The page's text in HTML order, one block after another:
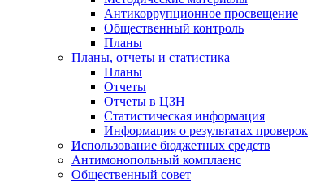
Антикоррупционное просвещение
Общественный контроль
Планы
Планы, отчеты и статистика
Планы
Отчеты
Отчеты в ЦЗН
Статистическая информация
Информация о результатах проверок
Использование бюджетных средств
Антимонопольный комплаенс
Общественный совет